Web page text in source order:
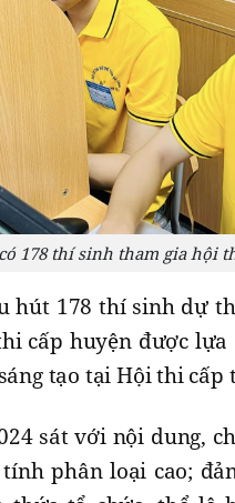
178 thí sinh tham gia hội
hút 178 thí sinh dự
cấp huyện được
tạo tại Hội thi cấp
sát với nội dung,
phân loại cao;